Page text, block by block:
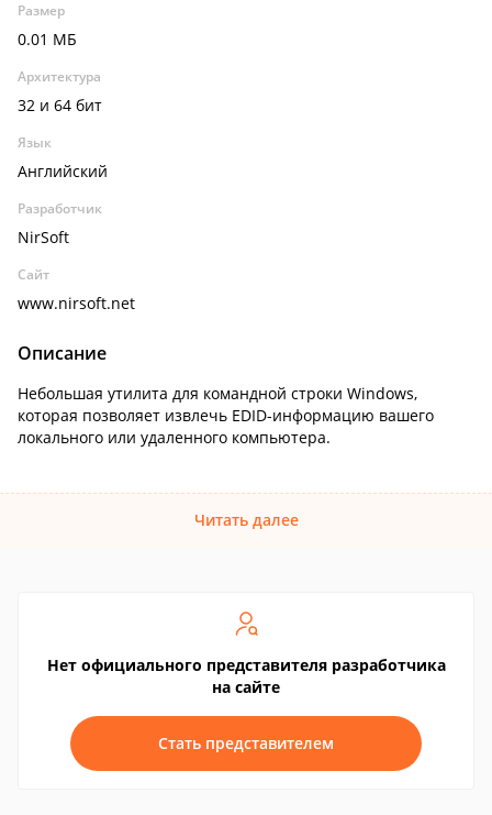
Размер
0.01 МБ
Архитектура
32 и 64 бит
Язык
Английский
Разработчик
NirSoft
Сайт
www.nirsoft.net
Описание
Небольшая утилита для командной строки Windows,
которая позволяет извлечь EDID-информацию вашего
локального или удаленного компьютера.
Читать далее
Нет официального представителя разработчика
на сайте
Стать представителем